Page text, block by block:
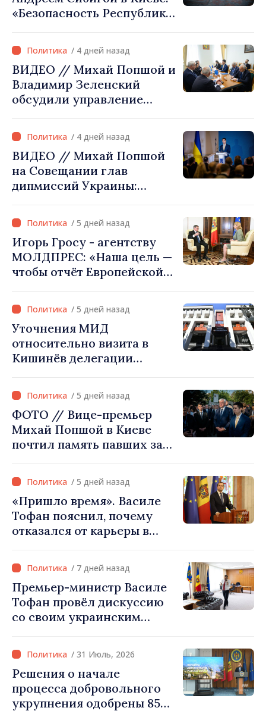
«Безопасность Республики
безопасностью Украины»
/ 4 дней назад
ВИДЕО // Михай Попшой и
Владимир Зеленский
обсудили управление
ситуацией в бассейне реки
Днестр и совместные
проекты в сфере
инфраструктуры и
энергетики
/ 4 дней назад
ВИДЕО // Михай Попшой
на Совещании глав
дипмиссий Украины:
сделала свой выбор. Мы
вместе с Украиной»
/ 5 дней назад
Игорь Гросу - агентству
МОЛДПРЕС: «Наша цель —
чтобы отчёт Европейской
ещё лучше»
/ 5 дней назад
Уточнения МИД
относительно визита в
Кишинёв делегации
хозяйства Афганистана
/ 5 дней назад
ФОТО // Вице-премьер
Михай Попшой в Киеве
почтил память павших за
война должна
прекратиться»/ 5 дней назад
«Пришло время». Василе
Тофан пояснил, почему
отказался от карьеры в
премьер-министра. Что
думает Игорь Гросу о
новом главе правительства
/ 7 дней назад
Премьер-министр Василе
Тофан провёл дискуссию
со своим украинским
Корецким: «Наши
государства выстроили
отношения, основанные на
доверии и солидарности,
которые мы хотим
/ 31 Июль, 2026
Решения о начале
процесса добровольного
укрупнения одобрены 85